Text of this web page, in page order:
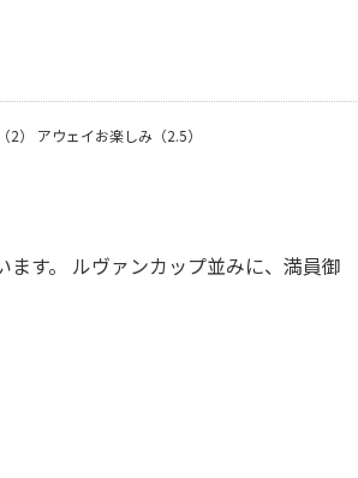
2） アウェイお楽しみ（2.5）
す。 ルヴァンカップ並みに、満員御